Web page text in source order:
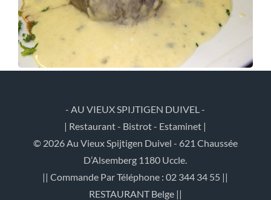
- AU VIEUX SPIJTIGEN DUIVEL -
| Restaurant - Bistrot - Estaminet |
© 2026 Au Vieux Spijtigen Duivel - 621 Chaussée
D’Alsemberg 1180 Uccle.
|| Commande Par Téléphone : 02 344 34 55 ||
RESTAURANT Belge ||